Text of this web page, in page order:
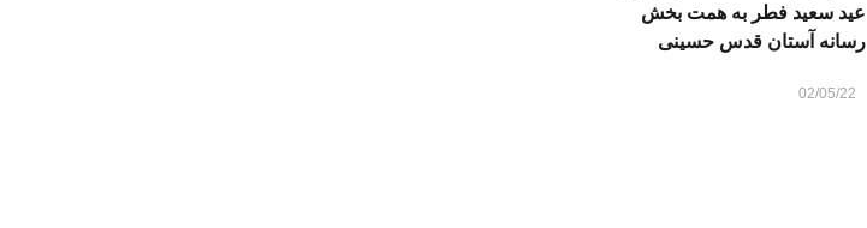
عید سعید فطر به همت بخش
رسانه آستان قدس حسینی
02/05/22